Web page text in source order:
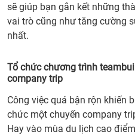
sẽ giúp bạn gắn kết những
vai trò cũng như tăng cường
nhất.
Tổ chức chương trình
company trip
Công việc quá bận rộn khiến
chức một chuyến company
Hay vào mùa du lịch cao